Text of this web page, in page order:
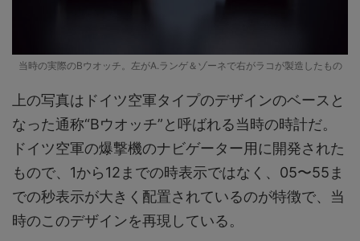
当時の実際のBウオッチ。左がA.ランゲ＆ゾーネで右がラコが製造したもの
上の写真はドイツ空軍タイプのデザインのベースと
なった通称“Bウオッチ”と呼ばれる当時の時計だ。
ドイツ空軍の爆撃機のナビゲーター用に開発された
もので、1から12までの時表示ではなく、05〜55ま
での秒表示が大きく配置されているのが特徴で、当
時のこのデザインを再現している。